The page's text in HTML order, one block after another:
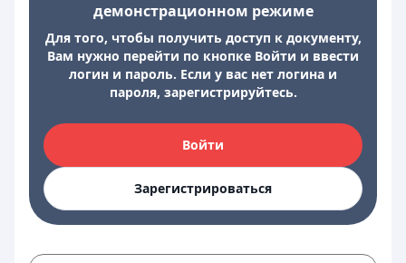
демонстрационном режиме
Для того, чтобы получить доступ к документу,
Вам нужно перейти по кнопке Войти и ввести
логин и пароль. Если у вас нет логина и
пароля, зарегистрируйтесь.
Войти
Зарегистрироваться